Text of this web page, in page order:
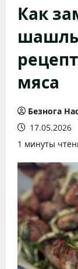
Как
мяса
Безнога
17.05.2026
1 минуты